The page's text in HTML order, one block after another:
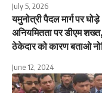
July 5, 2026
यमुनोत्री पैदल मार्ग पर
अनियमितता पर डीएम
ठेकेदार को कारण बताओ
June 12, 2024